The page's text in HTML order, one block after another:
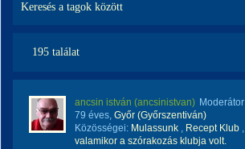
Keresés a tagok között
195 találat
ancsin istván (ancsinistvan) Moderátor
79 éves, Győr (Győrszentiván)
Közösségei: Mulassunk , Recept Klub ,
valamikor a szórakozás klubja volt.